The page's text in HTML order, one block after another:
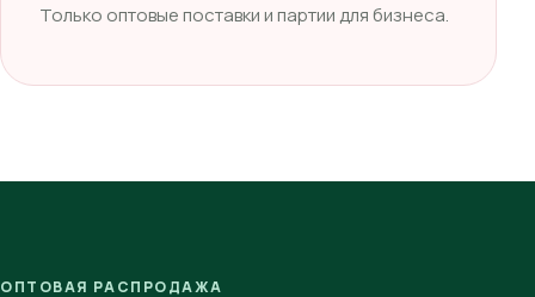
Только оптовые поставки и партии для бизнеса.
ОПТОВАЯ РАСПРОДАЖА